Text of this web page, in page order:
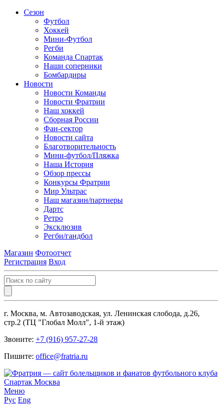
Сезон
Футбол
Хоккей
Мини-Футбол
Регби
Команда Спартак
Наши соперники
Бомбардиры
Новости
Новости Команды
Новости Фратрии
Наш хоккей
Сборная России
Фан-cектор
Новости сайта
Благотворительность
Мини-футбол/Пляжка
Наша История
Обзор прессы
Конкурсы Фратрии
Мир Ультрас
Наш магазин/партнеры
Дартс
Ретро
Эксклюзив
Регби/гандбол
Магазин Фотоотчет
Регистрация Вход
г. Москва, м. Автозаводская, ул. Ленинская слобода, д.26,
стр.2 (ТЦ "Глобал Молл", 1-й этаж)
Звоните: +7 (916) 957-27-28
Пишите: office@fratria.ru
Меню
Рус Eng